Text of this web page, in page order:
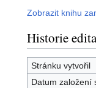
Zobrazit knihu
Historie
Stránku vytvořil
Datum založení